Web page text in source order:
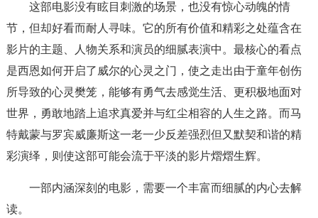
这部电影没有眩目刺激的场景，也没有惊心动魄的情
节，但却好看而耐人寻味。它的所有价值和精彩之处蕴含在
影片的主题、人物关系和演员的细腻表演中。最核心的看点
是西恩如何开启了威尔的心灵之门，使之走出由于童年创伤
所导致的心灵樊笼，能够有勇气去感觉生活、更积极地面对
世界，勇敢地踏上追求真爱并与红尘相容的人生之路。而马
特戴蒙与罗宾威廉斯这一老一少反差强烈但又默契和谐的精
彩演绎，则使这部可能会流于平淡的影片熠熠生辉。
一部内涵深刻的电影，需要一个丰富而细腻的内心去解
读。